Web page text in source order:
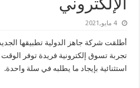
الإلكتروني
4 مايو,2021
تجربة تسوق إلكترونية فريدة توفر الوقت
استثنائية بإيجاد ما يطلبه في سلة واحدة.